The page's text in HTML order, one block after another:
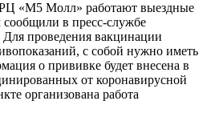
«М5 Молл» работают выездные
в пресс-службе
Для проведения вакцинации
с собой нужно иметь
о прививке будет внесена в
от коронавирусной
организована работа